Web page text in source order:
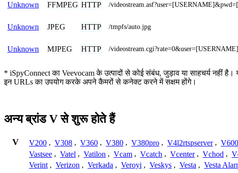
Unknown FFMPEG HTTP /
Unknown JPEG HTTP /tmpfs/auto.jpg
Unknown MJPEG HTTP /
* iSpyConnect का Veevocam के उत्पादों से कोई संबंध, जुड़ाव या साहचर्य नहीं
इन URLs का उपयोग करके अपने कैमरों से कनेक्ट करने में सक्षम होंगे।
अन्य ब्रांड V से शुरू होते हैं
V V200 , V308 , V360 , V380 , V380pro , V4l2rtspserver , V600
Vastsee , Vatel , Vatilon , Vcam , Vcatch , Vcenter , Vchod ,
Verint , Verizon , Verkada , Veroyi , Veskys , Vesta , Vesta